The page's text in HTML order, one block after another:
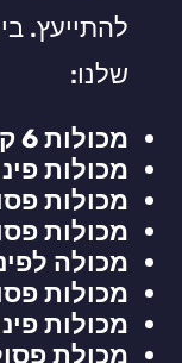
להתייעץ.
שלנו:
מכולות 6 קוב
מכולות פינוי
מכולות פסולת
מכולות פסולת
מכולה לפינוי
מכולות פסולת
מכולות פינוי
מכולת פסולת